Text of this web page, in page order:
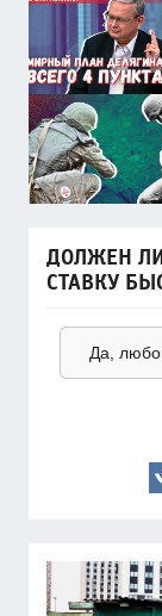
ДОЛЖЕН
СТАВКУ